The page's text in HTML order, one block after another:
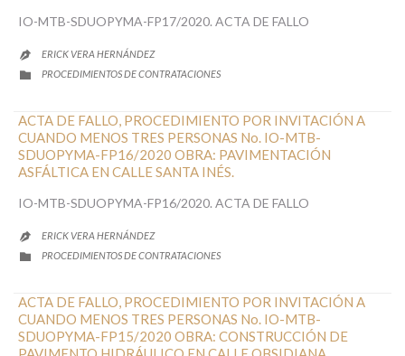
IO-MTB-SDUOPYMA-FP17/2020. ACTA DE FALLO

ERICK VERA HERNÁNDEZ

CATEGORY
PROCEDIMIENTOS DE CONTRATACIONES
ACTA DE FALLO, PROCEDIMIENTO POR INVITACIÓN A
CUANDO MENOS TRES PERSONAS No. IO-MTB-
SDUOPYMA-FP16/2020 OBRA: PAVIMENTACIÓN
ASFÁLTICA EN CALLE SANTA INÉS.
IO-MTB-SDUOPYMA-FP16/2020. ACTA DE FALLO

ERICK VERA HERNÁNDEZ

CATEGORY
PROCEDIMIENTOS DE CONTRATACIONES
ACTA DE FALLO, PROCEDIMIENTO POR INVITACIÓN A
CUANDO MENOS TRES PERSONAS No. IO-MTB-
SDUOPYMA-FP15/2020 OBRA: CONSTRUCCIÓN DE